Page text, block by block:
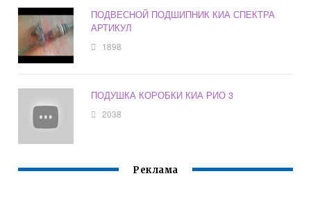
ПОДВЕСНОЙ ПОДШИПНИК КИА СПЕКТРА
АРТИКУЛ
1898
ПОДУШКА КОРОБКИ КИА РИО 3
2038
Реклама